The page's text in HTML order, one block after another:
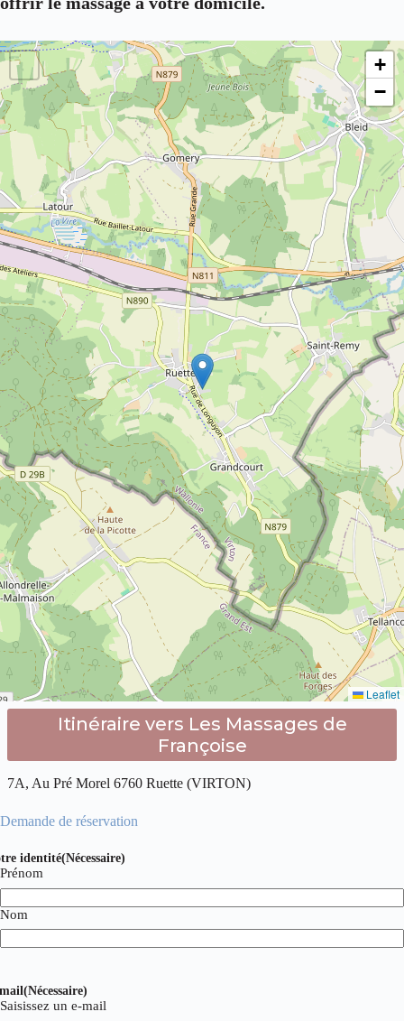
+
−
Leaflet
Itinéraire vers Les Massages de
Françoise
7A, Au Pré Morel 6760 Ruette (VIRTON)
Demande de réservation
identité(Nécessaire)
Prénom
Nom
(Nécessaire)
Saisissez un e-mail